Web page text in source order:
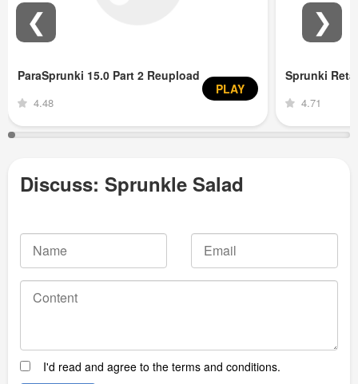
ParaSprunki 15.0 Part 2 Reupload
4.48
PLAY
Sprunki
4.71
❮ ❯
Discuss: Sprunkle Salad
I'd read and agree to the terms and conditions.